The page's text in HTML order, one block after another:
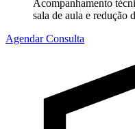
Acompanhamento
sala de aula e redução
Agendar Consulta